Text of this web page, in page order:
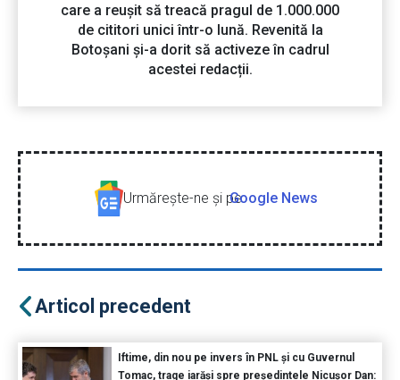
care a reușit să treacă pragul de 1.000.000
de cititori unici într-o lună. Revenită la
Botoșani și-a dorit să activeze în cadrul
acestei redacții.
Urmăreşte-ne şi peGoogle News
Articol precedent
Iftime, din nou pe invers în PNL și cu Guvernul
Tomac, trage iarăși spre președintele Nicușor Dan: